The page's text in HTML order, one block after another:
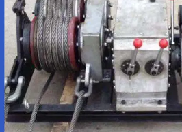
ÜBER
UNS